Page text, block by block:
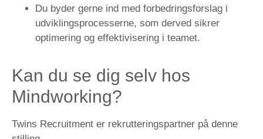
Du byder gerne ind med forbedringsforslag i
udviklingsprocesserne, som derved sikrer
optimering og effektivisering i teamet.
Kan du se dig selv hos
Mindworking?
Twins Recruitment er rekrutteringspartner på denne